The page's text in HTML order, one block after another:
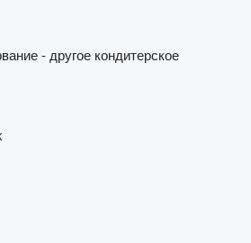
- другое кондитерское